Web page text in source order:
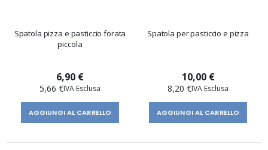
Spatola pizza e pasticcio forata
piccola
6,90 €
5,66 €
AGGIUNGI AL CARRELLO
Spatola per pasticcio e pizza
10,00 €
8,20 €
AGGIUNGI AL CARRELLO